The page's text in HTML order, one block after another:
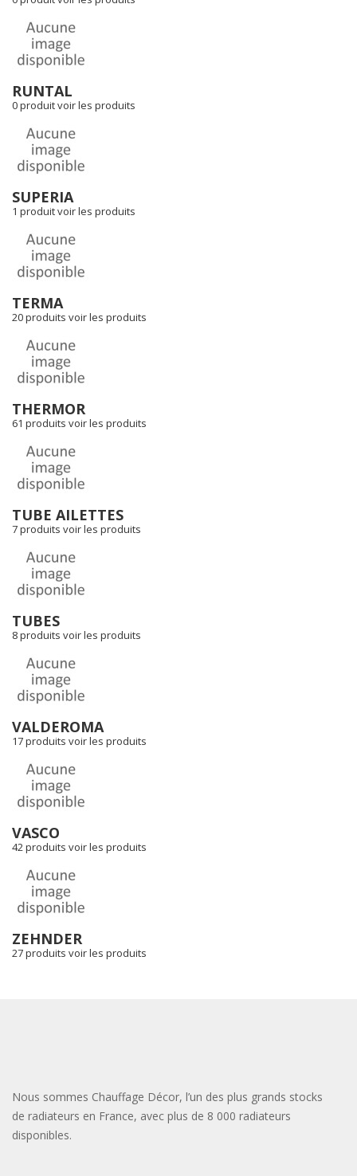
RUNTAL
0 produitvoir les produits
SUPERIA
1 produitvoir les produits
TERMA
20 produits voir les produits
THERMOR
61 produits voir les produits
TUBE AILETTES
7 produits voir les produits
TUBES
8 produits voir les produits
VALDEROMA
17 produits voir les produits
VASCO
42 produits voir les produits
ZEHNDER
27 produits voir les produits
Nous sommes Chauffage Décor, l’un des plus grands stocks
de radiateurs en France, avec plus de 8 000 radiateurs
disponibles.